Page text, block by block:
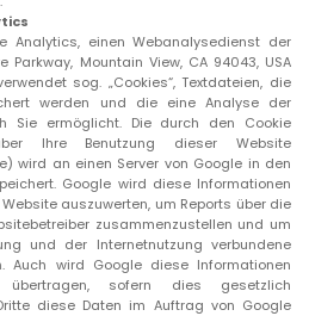
Analytics, einen Webanalysedienst der
Parkway, Mountain View, CA 94043, USA
sog. „Cookies“, Textdateien, die
werden und die eine Analyse der
Sie ermöglicht. Die durch den Cookie
Ihre Benutzung dieser Website
wird an einen Server von Google in den
Google wird diese Informationen
auszuwerten, um Reports über die
zusammenzustellen und um
und der Internetnutzung verbundene
Auch wird Google diese Informationen
sofern dies gesetzlich
diese Daten im Auftrag von Google